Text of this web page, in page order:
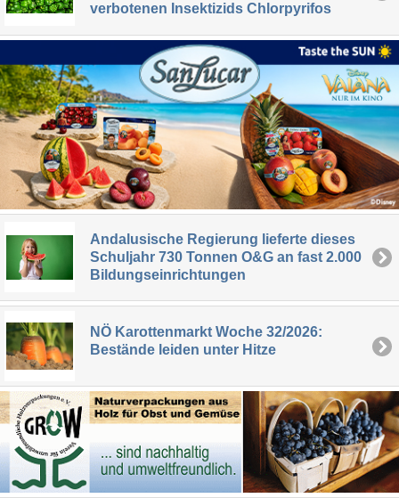
verbotenen Insektizids Chlorpyrifos
Andalusische Regierung lieferte dieses
Schuljahr 730 Tonnen O&G an fast 2.000
Bildungseinrichtungen
NÖ Karottenmarkt Woche 32/2026:
Bestände leiden unter Hitze